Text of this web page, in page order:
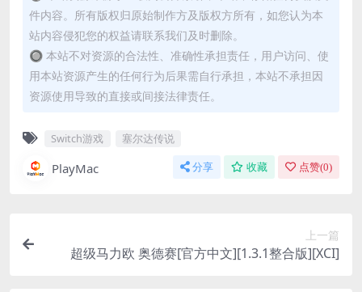
件内容。所有版权归原始制作方及版权方所有，如您认为本
站内容侵犯您的权益请联系我们及时删除。
🔘 本站不对资源的合法性、准确性承担责任，用户访问、使
用本站资源产生的任何行为后果需自行承担，本站不承担因
资源使用导致的直接或间接法律责任。
Switch游戏 塞尔达传说
PlayMac 分享 收藏 点赞(0)
上一篇
超级马力欧 奥德赛[官方中文][1.3.1整合版][XCI]